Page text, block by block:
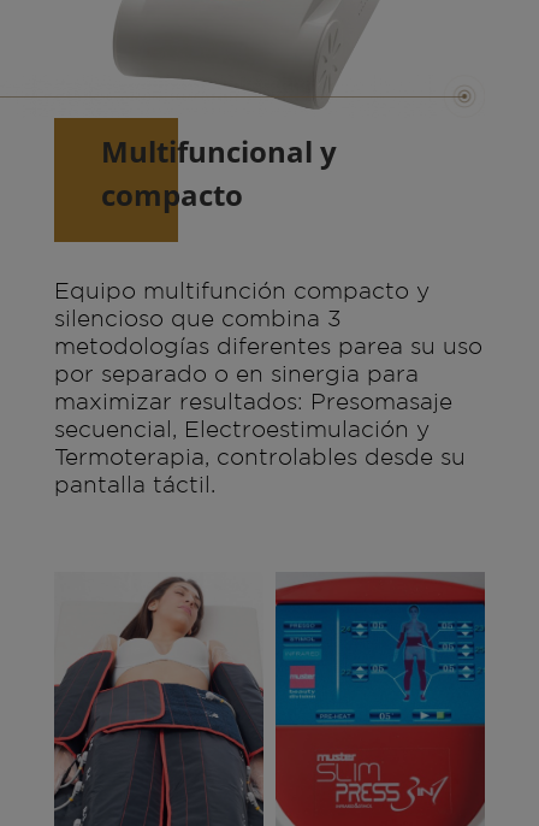
Multifuncional y
compacto
Equipo multifunción compacto y
silencioso que combina 3
metodologías diferentes parea su uso
por separado o en sinergia para
maximizar resultados: Presomasaje
secuencial, Electroestimulación y
Termoterapia, controlables desde su
pantalla táctil.